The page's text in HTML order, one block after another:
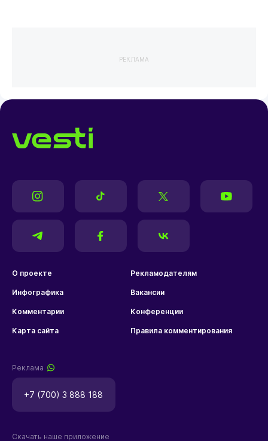
РЕКЛАМА
О проекте Рекламодателям
Инфографика Вакансии
Комментарии Конференции
Карта сайта Правила комментирования
Реклама
+7 (700) 3 888 188
Скачать наше приложение